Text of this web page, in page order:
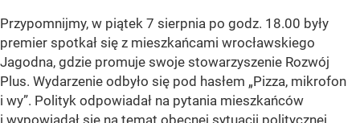
Przypomnijmy, w piątek 7 sierpnia po godz. 18.00 były
premier spotkał się z mieszkańcami wrocławskiego
Jagodna, gdzie promuje swoje stowarzyszenie Rozwój
Plus. Wydarzenie odbyło się pod hasłem „Pizza, mikrofon
i wy”. Polityk odpowiadał na pytania mieszkańców